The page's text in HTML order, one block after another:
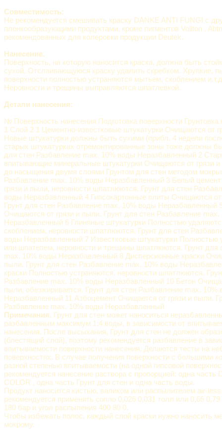
Совместимость:
Не рекомендуется смешивать краску DANKE ANTI FUNGI с
пленкообразующими продуктами, кроме пигментов Vollton ,
рекомендованных для колеровки продукции Deutek.
Нанесение.
Поверхность, на которую наносится краска, должна быть
сухой. Отслаивающуюся краску удалить скребком. Хрупкие,
поверхности полностью устраняются мытьем, скоблением
Неровности и трещины выправляются шпатлевкой.
Детали нанесения:
№ Поверхность нанесения Подготовка поверхности
1 Слой 2 1 Цементно-известковые штукатурки Очищаются от
Новые штукатурки должны быть сухими (прибл. 4 недели
старых штукатурках отремонтированные зоны тоже должны
для стен Разбавление max. 10% воды Неразбавленный 2
впитывающие минеральные штукатурки Очищаются от грязи и
до насыщения двумя слоями Грунтом для стен методом
Разбавление max. 10% воды Неразбавленный 3 Белый
грязи и пыли, неровности шпатлюются. Грунт для стен
воды Неразбавленный 4 Гипсокартонные плиты Очищаются от
Грунт для стен Разбавление max. 10% воды Неразбавленный
Очищаются от грязи и пыли. Грунт для стен Разбавление
Неразбавленный 6 Глиняные штукатурки Полностью
скоблением, неровности шпатлюются. Грунт для стен
воды Неразбавленный 7 Известковые штукатурки Полностью
или шпателем, неровности и трещины шпатлюются. Грунт для
max. 10% воды Неразбавленный 8 Дисперсионные краски
пыли. Грунт для стен Разбавление max. 10% воды
краски Полностью устраняются, неровности шпатлюются.
Разбавление max. 10% воды Неразбавленный 10 Бетон
пыли, обезжиривается. Грунт для стен Разбавление max. 10%
Неразбавленный 11 Азбоцемент Очищается от грязи и пыли.
Разбавление max. 10% воды Неразбавленный
Примечания. Грунт для стен может наноситься
разбавленным максимум 1:4 воды, в зависимости от
нанесения. После высыхания, Грунт для стен не должен
(блестящий слой), поэтому рекомендуется разбавление в
впитываемости поверхности нанесения. Делаются тесты на
поверхностях. В случае получения поверхности с большими
разной степенью впитываемости (на одной гипсовой
рекомендуется нанесение раствора с пропорцией: одна часть
COLOR , одна часть Грунт для стен и одна часть воды.
Продукт наносится кистью, валиком или распылителем air-
рекомендуется применять сопло 0,026 0,031 толл или 0,66
180 бар и угол распыления 400 80 0.
Чтобы избежать полос, каждый слой краски нужно наносить
мокрому.